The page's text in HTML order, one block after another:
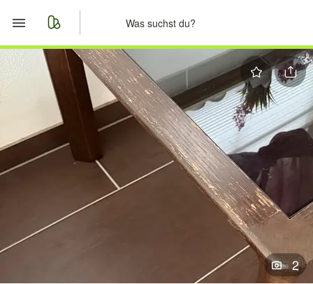
Start
Merkliste
Nachrichten
Anzeige aufgeben
2